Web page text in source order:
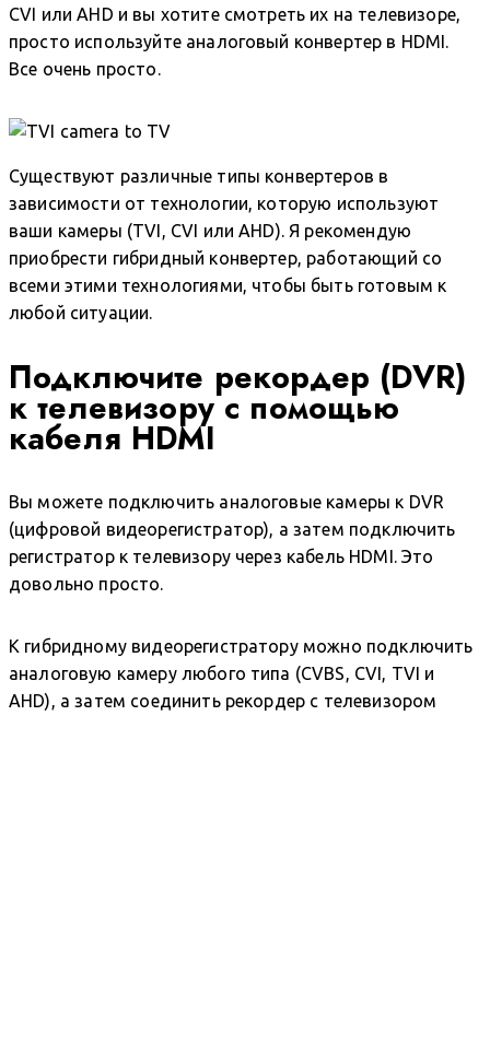
CVI или AHD и вы хотите смотреть их на телевизоре,
просто используйте аналоговый конвертер в HDMI.
Все очень просто.
Существуют различные типы конвертеров в
зависимости от технологии, которую используют
ваши камеры (TVI, CVI или AHD). Я рекомендую
приобрести гибридный конвертер, работающий со
всеми этими технологиями, чтобы быть готовым к
любой ситуации.
Подключите рекордер (DVR)
к телевизору с помощью
кабеля HDMI
Вы можете подключить аналоговые камеры к DVR
(цифровой видеорегистратор), а затем подключить
регистратор к телевизору через кабель HDMI. Это
довольно просто.
К гибридному видеорегистратору можно подключить
аналоговую камеру любого типа (CVBS, CVI, TVI и
AHD), а затем соединить рекордер с телевизором